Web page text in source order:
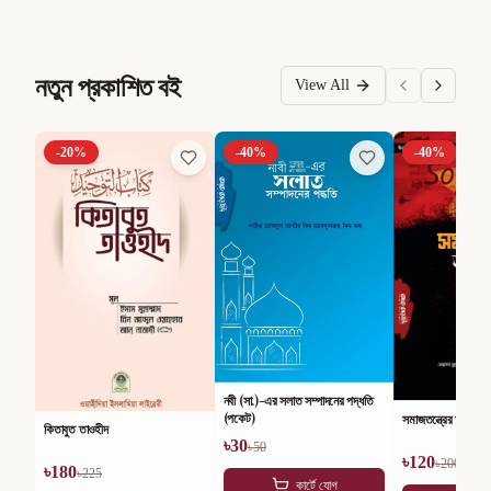
নতুন প্রকাশিত বই View All
-20%
কিতাবুত তাওহীদ
৳180৳225
-40%
নবী (সা.)-এর সলাত সম্পাদনের পদ্ধতি
(পকেট)
৳30৳50
কার্টে যোগ
-40%
সমাজতন্ত্রের অসারতা
৳120৳200